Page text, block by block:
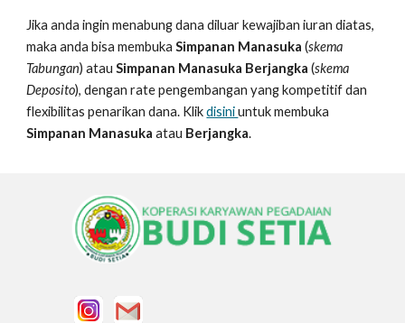
Jika anda ingin menabung dana diluar kewajiban iuran diatas,
maka anda bisa membuka Simpanan Manasuka (skema
Tabungan) atau Simpanan Manasuka Berjangka (skema
Deposito), dengan rate pengembangan yang kompetitif dan
flexibilitas penarikan dana. Klik disini
Simpanan Manasuka atau Berjangka.